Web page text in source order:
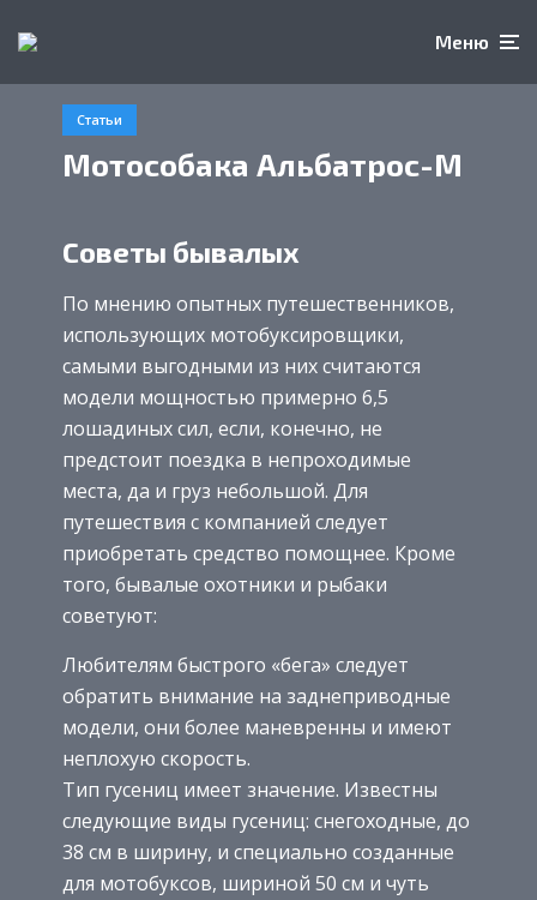
Меню
Статьи
Мотособака Альбатрос-М
Советы бывалых
По мнению опытных путешественников,
использующих мотобуксировщики,
самыми выгодными из них считаются
модели мощностью примерно 6,5
лошадиных сил, если, конечно, не
предстоит поездка в непроходимые
места, да и груз небольшой. Для
путешествия с компанией следует
приобретать средство помощнее. Кроме
того, бывалые охотники и рыбаки
советуют:
Любителям быстрого «бега» следует
обратить внимание на заднеприводные
модели, они более маневренны и имеют
неплохую скорость.
Тип гусениц имеет значение. Известны
следующие виды гусениц: снегоходные, до
38 см в ширину, и специально созданные
для мотобуксов, шириной 50 см и чуть